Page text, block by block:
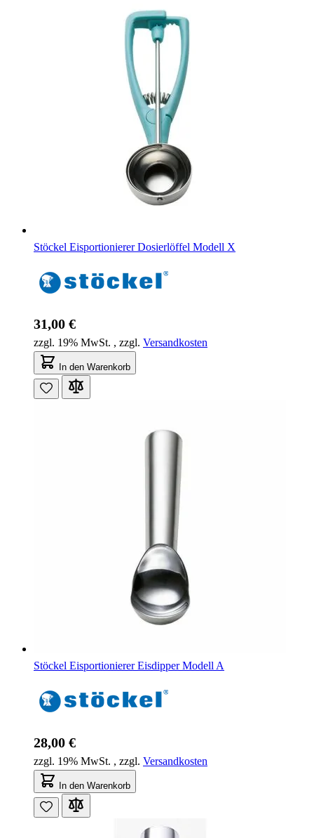
Stöckel Eisportionierer Dosierlöffel Modell X
31,00 €
zzgl. 19% MwSt. , zzgl. Versandkosten
In den Warenkorb
Stöckel Eisportionierer Eisdipper Modell A
28,00 €
zzgl. 19% MwSt. , zzgl. Versandkosten
In den Warenkorb